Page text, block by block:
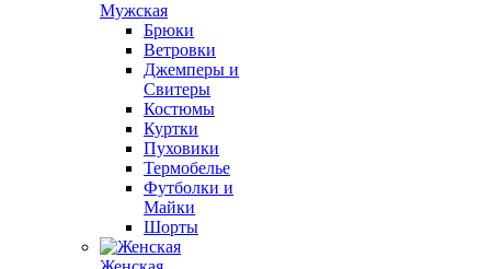
Мужская
Брюки
Ветровки
Джемперы и
Свитеры
Костюмы
Куртки
Пуховики
Термобелье
Футболки и
Майки
Шорты